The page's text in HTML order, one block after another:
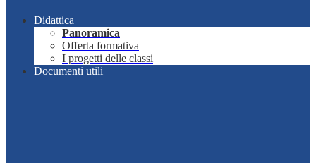
Didattica
Panoramica
Offerta formativa
I progetti delle classi
Documenti utili